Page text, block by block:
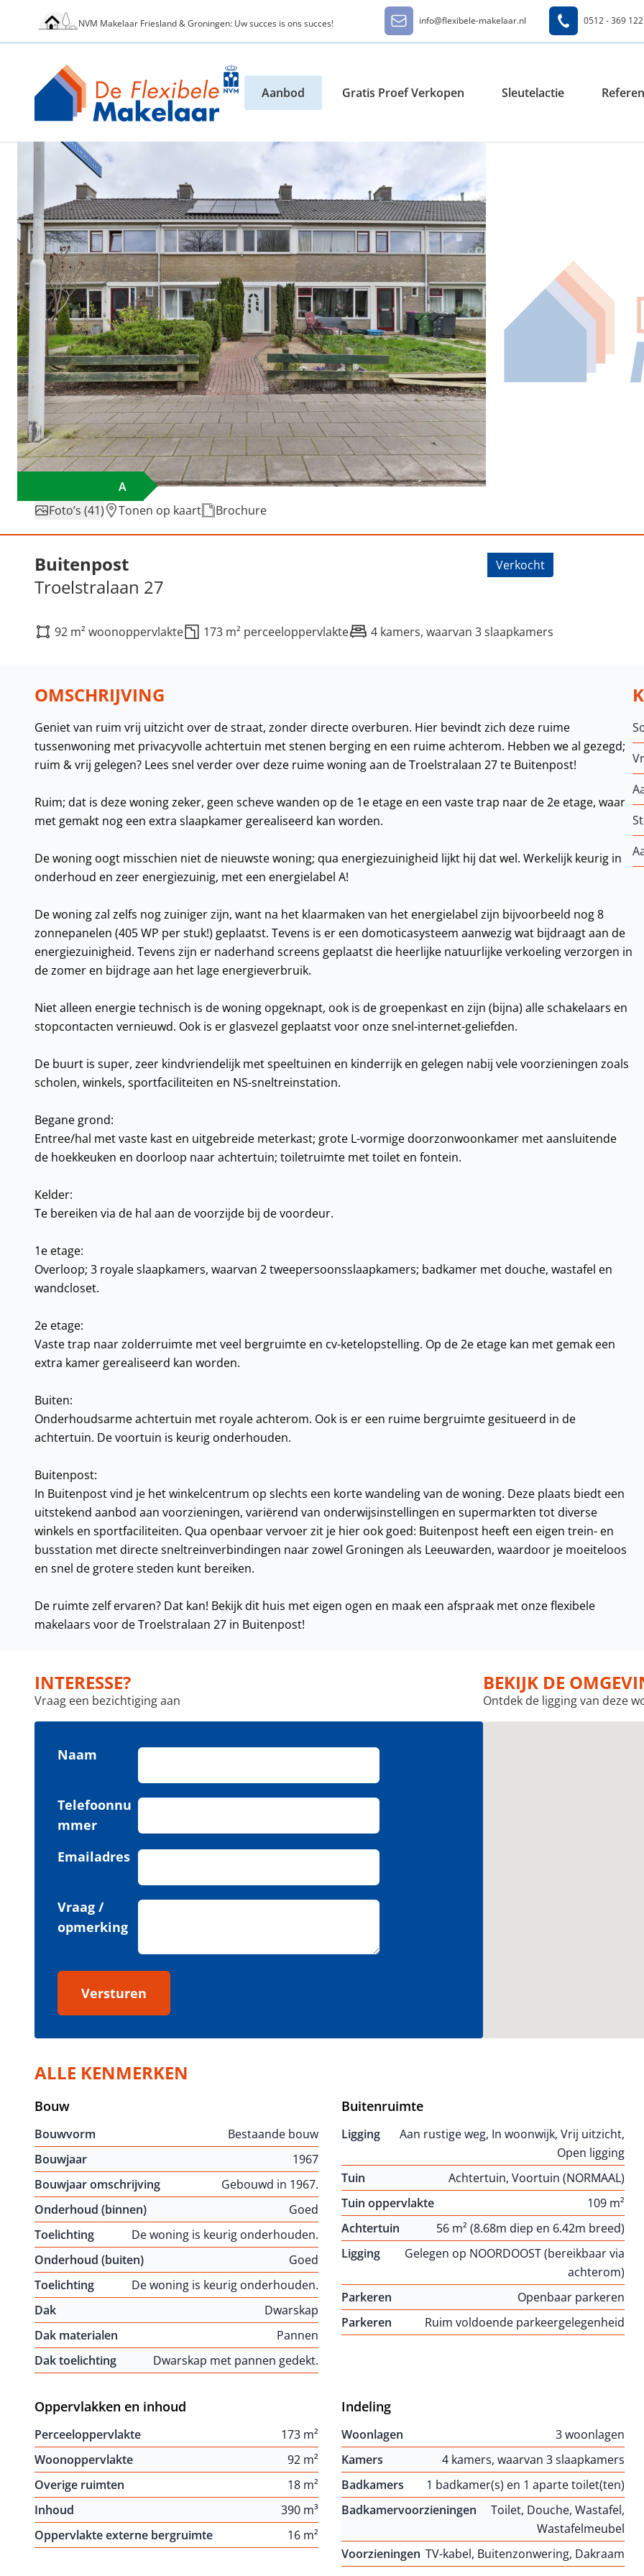
NVM Makelaar Friesland & Groningen: Uw succes is ons succes! info@flexibele-makelaar.nl 0512 - 369 122
Aanbod Gratis Proef Verkopen Sleutelactie
A
Foto’s (41)
Tonen op kaart Brochure
Verkocht: Troelstralaan 27, Buitenpost
Buitenpost
Troelstralaan 27
Verkocht
92 m² woonoppervlakte 173 m² perceeloppervlakte 4 kamers, waarvan 3 slaapkamers
OMSCHRIJVING
Geniet van ruim vrij uitzicht over de straat, zonder directe overburen. Hier bevindt zich deze ruime
tussenwoning met privacyvolle achtertuin met stenen berging en een ruime achterom. Hebben we al gezegd;
ruim & vrij gelegen? Lees snel verder over deze ruime woning aan de Troelstralaan 27 te Buitenpost!
Ruim; dat is deze woning zeker, geen scheve wanden op de 1e etage en een vaste trap naar de 2e etage, waar
met gemakt nog een extra slaapkamer gerealiseerd kan worden.
De woning oogt misschien niet de nieuwste woning; qua energiezuinigheid lijkt hij dat wel. Werkelijk keurig in
onderhoud en zeer energiezuinig, met een energielabel A!
De woning zal zelfs nog zuiniger zijn, want na het klaarmaken van het energielabel zijn bijvoorbeeld nog 8
zonnepanelen (405 WP per stuk!) geplaatst. Tevens is er een domoticasysteem aanwezig wat bijdraagt aan de
energiezuinigheid. Tevens zijn er naderhand screens geplaatst die heerlijke natuurlijke verkoeling verzorgen in
de zomer en bijdrage aan het lage energieverbruik.
Niet alleen energie technisch is de woning opgeknapt, ook is de groepenkast en zijn (bijna) alle schakelaars en
stopcontacten vernieuwd. Ook is er glasvezel geplaatst voor onze snel-internet-geliefden.
De buurt is super, zeer kindvriendelijk met speeltuinen en kinderrijk en gelegen nabij vele voorzieningen zoals
scholen, winkels, sportfaciliteiten en NS-sneltreinstation.
Begane grond:
Entree/hal met vaste kast en uitgebreide meterkast; grote L-vormige doorzonwoonkamer met aansluitende
de hoekkeuken en doorloop naar achtertuin; toiletruimte met toilet en fontein.
Kelder:
Te bereiken via de hal aan de voorzijde bij de voordeur.
1e etage:
Overloop; 3 royale slaapkamers, waarvan 2 tweepersoonsslaapkamers; badkamer met douche, wastafel en
wandcloset.
2e etage:
Vaste trap naar zolderruimte met veel bergruimte en cv-ketelopstelling. Op de 2e etage kan met gemak een
extra kamer gerealiseerd kan worden.
Buiten:
Onderhoudsarme achtertuin met royale achterom. Ook is er een ruime bergruimte gesitueerd in de
achtertuin. De voortuin is keurig onderhouden.
Buitenpost:
In Buitenpost vind je het winkelcentrum op slechts een korte wandeling van de woning. Deze plaats biedt een
uitstekend aanbod aan voorzieningen, variërend van onderwijsinstellingen en supermarkten tot diverse
winkels en sportfaciliteiten. Qua openbaar vervoer zit je hier ook goed: Buitenpost heeft een eigen trein- en
busstation met directe sneltreinverbindingen naar zowel Groningen als Leeuwarden, waardoor je moeiteloos
en snel de grotere steden kunt bereiken.
De ruimte zelf ervaren? Dat kan! Bekijk dit huis met eigen ogen en maak een afspraak met onze flexibele
makelaars voor de Troelstralaan 27 in Buitenpost!
INTERESSE?
Vraag een bezichtiging aan
Naam
Telefoonnu
mmer
Emailadres
Vraag /
opmerking
Versturen
BEKIJK DE
Ontdek de ligging van deze
ALLE KENMERKEN
Bouw
Bouwvorm
Bestaande bouw
Bouwjaar
1967
Bouwjaar omschrijving
Gebouwd in 1967.
Onderhoud (binnen)
Goed
Toelichting
De woning is keurig onderhouden.
Onderhoud (buiten)
Goed
Toelichting
De woning is keurig onderhouden.
Dak
Dwarskap
Dak materialen
Pannen
Dak toelichting
Dwarskap met pannen gedekt.
Buitenruimte
Ligging
Aan rustige weg, In woonwijk, Vrij uitzicht,
Open ligging
Tuin
Achtertuin, Voortuin (NORMAAL)
Tuin oppervlakte
109 m²
Achtertuin
56 m² (8.68m diep en 6.42m breed)
Ligging
Gelegen op NOORDOOST (bereikbaar via
achterom)
Parkeren
Openbaar parkeren
Parkeren
Ruim voldoende parkeergelegenheid
Oppervlakken en inhoud
Perceeloppervlakte
173 m²
Woonoppervlakte
92 m²
Overige ruimten
18 m²
Inhoud
390 m³
Oppervlakte externe bergruimte
16 m²
Indeling
Woonlagen
3 woonlagen
Kamers
4 kamers, waarvan 3 slaapkamers
Badkamers
1 badkamer(s) en 1 aparte toilet(ten)
Badkamervoorzieningen
Toilet, Douche, Wastafel,
Wastafelmeubel
Voorzieningen TV-kabel, Buitenzonwering, Dakraam